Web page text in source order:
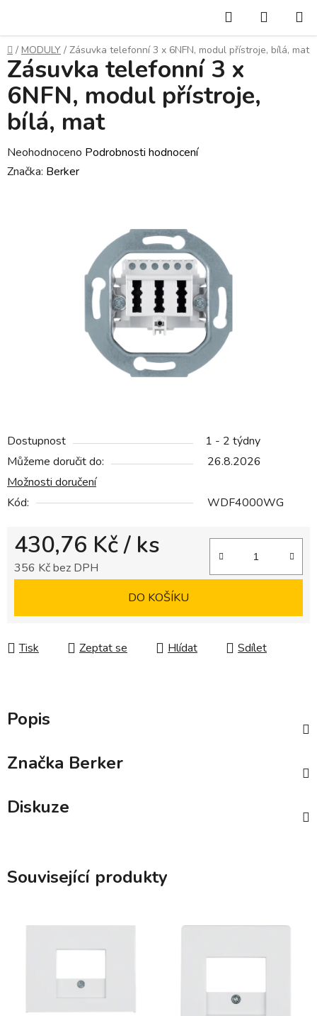
obsah
Hledat
KOŠÍK
Domů
/ MODULY / Zásuvka telefonní 3 x 6NFN, modul přístroje, bílá, mat
Dostupnost
1 - 2 týdny
Můžeme doručit do:
26.8.2026
Možnosti doručení
Kód:
WDF4000WG
430,76 Kč/ ks
356 Kč bez DPH
DO KOŠÍKU
Tisk Zeptat se Hlídat Sdílet
Zásuvka telefonní 3 x
6NFN, modul přístroje,
bílá, mat
Průměrné
hodnocení
Neohodnoceno Podrobnosti hodnocení
Značka: Berker
Popis
Značka Berker
Diskuze
Související produkty